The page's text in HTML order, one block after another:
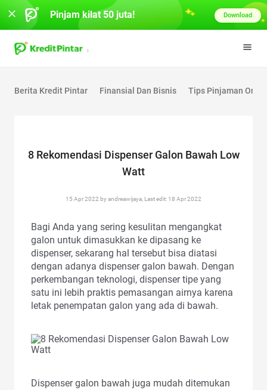
Berita Kredit Pintar Finansial Dan Bisnis Tips Pinjaman
8 Rekomendasi Dispenser Galon Bawah Low
Watt
15 Apr 2022 by andreawijaya, Last edit: 18 Apr 2022
Bagi Anda yang sering kesulitan mengangkat
galon untuk dimasukkan ke dipasang ke
dispenser, sekarang hal tersebut bisa diatasi
dengan adanya dispenser galon bawah. Dengan
perkembangan teknologi, dispenser tipe yang
satu ini lebih praktis pemasangan airnya karena
letak penempatan galon yang ada di bawah.
Dispenser galon bawah juga mudah ditemukan
Pinjam kilat 50 juta! Download